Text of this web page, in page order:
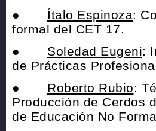
● Ítalo Espinoza:
formal del CET 17.
● Soledad Eugeni:
de Prácticas
● Roberto Rubio:
Producción de Cerdos
de Educación No